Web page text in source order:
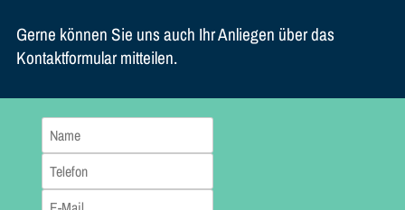
Gerne können Sie uns auch Ihr Anliegen über das
Kontaktformular mitteilen.